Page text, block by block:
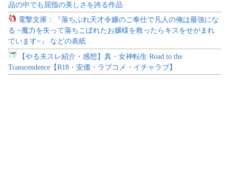
品の中でも屈指の美しさを誇る作品
電撃文庫：『落ちぶれ天才令嬢のご奉仕で凡人の俺は最強にな
る ~魔力を失って落ちこぼれたお嬢様を救ったらキスをせがまれ
ています~』 などの表紙
【やる夫スレ紹介・感想】真・女神転生 Road to the
Transcendence【R18・安価・ラブコメ・イチャラブ】